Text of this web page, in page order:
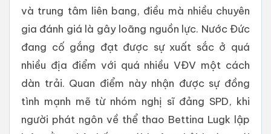
và trung tâm liên bang, điều mà nhiều chuyên
gia đánh giá là gây loãng nguồn lực. Nước Đức
đang cố gắng đạt được sự xuất sắc ở quá
nhiều địa điểm với quá nhiều VĐV một cách
dàn trải. Quan điểm này nhận được sự đồng
tình mạnh mẽ từ nhóm nghị sĩ đảng SPD, khi
người phát ngôn về thể thao Bettina Lugk lập